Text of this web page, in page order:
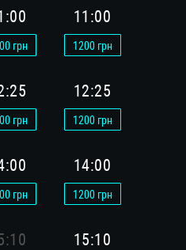
грн
грн
грн
11:00
1200грн
12:25
1200грн
14:00
1200грн
15:10